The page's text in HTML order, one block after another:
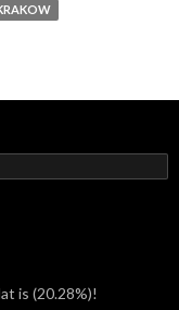
is (20.28%)!